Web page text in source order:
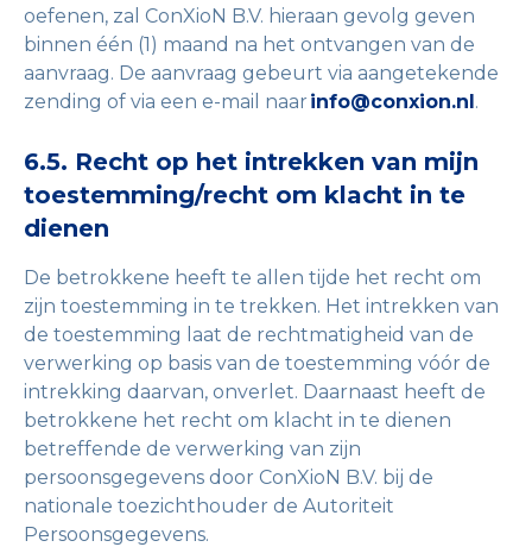
oefenen, zal ConXioN B.V. hieraan gevolg geven
binnen één (1) maand na het ontvangen van de
aanvraag. De aanvraag gebeurt via aangetekende
zending of via een e-mail naar info@conxion.nl.
6.5. Recht op het intrekken van mijn
toestemming/recht om klacht in te
dienen
De betrokkene heeft te allen tijde het recht om
zijn toestemming in te trekken. Het intrekken van
de toestemming laat de rechtmatigheid van de
verwerking op basis van de toestemming vóór de
intrekking daarvan, onverlet. Daarnaast heeft de
betrokkene het recht om klacht in te dienen
betreffende de verwerking van zijn
persoonsgegevens door ConXioN B.V. bij de
nationale toezichthouder de Autoriteit
Persoonsgegevens.